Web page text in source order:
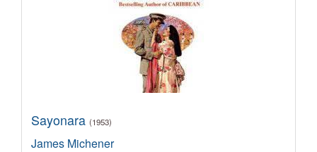
Sayonara (1953)
James Michener